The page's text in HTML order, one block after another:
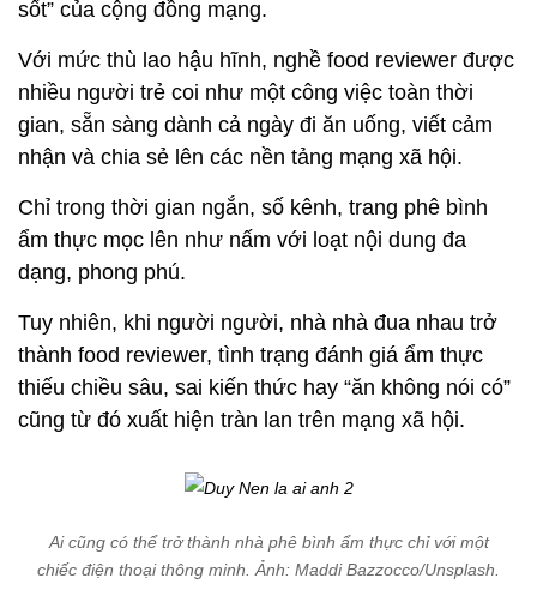
sốt” của cộng đồng mạng.
Với mức thù lao hậu hĩnh, nghề food reviewer được
nhiều người trẻ coi như một công việc toàn thời
gian, sẵn sàng dành cả ngày đi ăn uống, viết cảm
nhận và chia sẻ lên các nền tảng mạng xã hội.
Chỉ trong thời gian ngắn, số kênh, trang phê bình
ẩm thực mọc lên như nấm với loạt nội dung đa
dạng, phong phú.
Tuy nhiên, khi người người, nhà nhà đua nhau trở
thành food reviewer, tình trạng đánh giá ẩm thực
thiếu chiều sâu, sai kiến thức hay “ăn không nói có”
cũng từ đó xuất hiện tràn lan trên mạng xã hội.
Ai cũng có thể trở thành nhà phê bình ẩm thực chỉ với một
chiếc điện thoại thông minh. Ảnh: Maddi Bazzocco/Unsplash.